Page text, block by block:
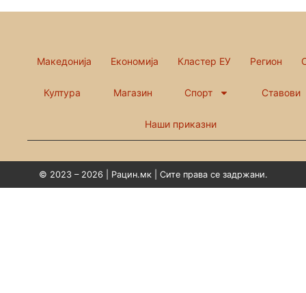
Македонија Економија Кластер ЕУ Регион
Култура Магазин Спорт Ставови
Наши приказни
© 2023 – 2026 | Рацин.мк | Сите права се задржани.